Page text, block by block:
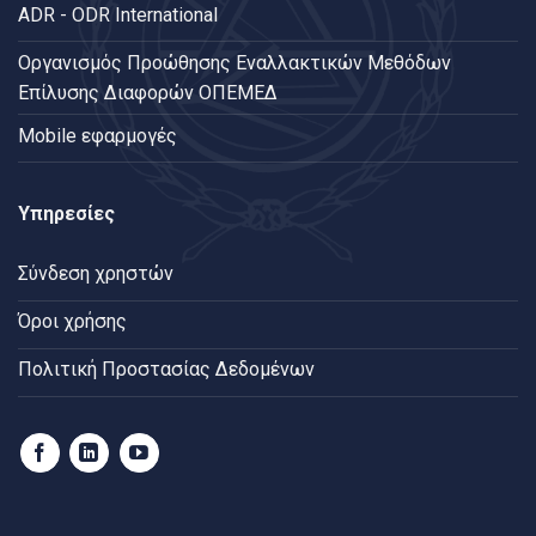
ADR - ODR International
Oργανισμός Προώθησης Εναλλακτικών Μεθόδων
Επίλυσης Διαφορών ΟΠΕΜΕΔ
Mobile εφαρμογές
Υπηρεσίες
Σύνδεση χρηστών
Όροι χρήσης
Πολιτική Προστασίας Δεδομένων